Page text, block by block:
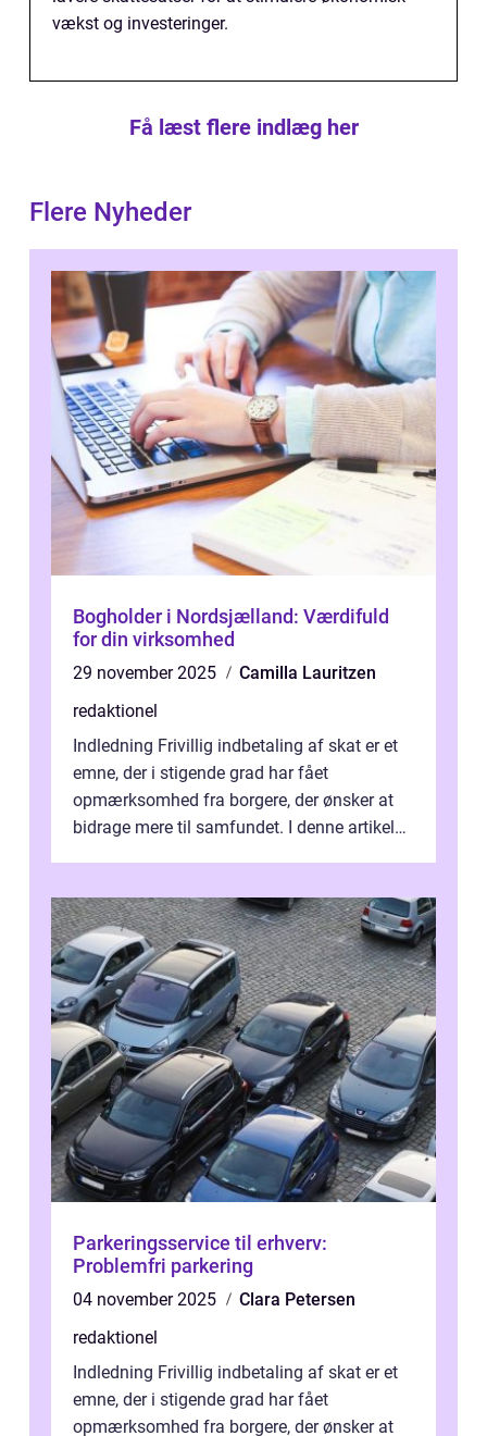
vækst og investeringer.
Få læst flere indlæg her
Flere Nyheder
Bogholder i Nordsjælland: Værdifuld
for din virksomhed
29 november 2025
Camilla Lauritzen
redaktionel
Indledning Frivillig indbetaling af skat er et
emne, der i stigende grad har fået
opmærksomhed fra borgere, der ønsker at
bidrage mere til samfundet. I denne artikel
Parkeringsservice til erhverv:
Problemfri parkering
04 november 2025
Clara Petersen
redaktionel
Indledning Frivillig indbetaling af skat er et
emne, der i stigende grad har fået
opmærksomhed fra borgere, der ønsker at